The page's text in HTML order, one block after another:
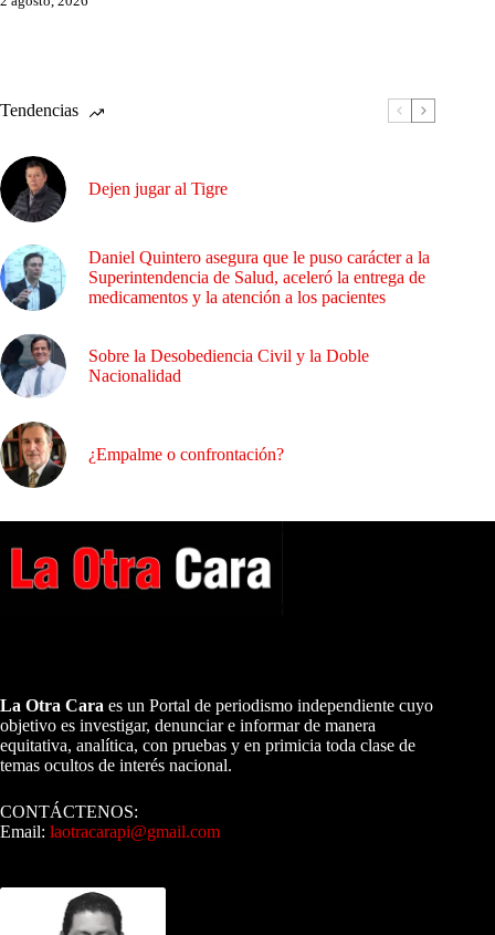
Tendencias
Dejen jugar al Tigre
Daniel Quintero asegura que le puso carácter a la
Superintendencia de Salud, aceleró la entrega de
medicamentos y la atención a los pacientes
Sobre la Desobediencia Civil y la Doble
Nacionalidad
¿Empalme o confrontación?
La Otra Cara es un Portal de periodismo independiente cuyo
objetivo es investigar, denunciar e informar de manera
equitativa, analítica, con pruebas y en primicia toda clase de
temas ocultos de interés nacional.
CONTÁCTENOS:
Email: laotracarapi@gmail.com